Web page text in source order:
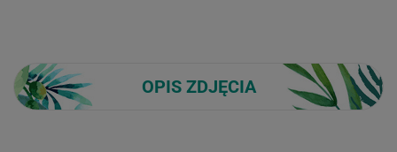
OPIS ZDJĘCIA